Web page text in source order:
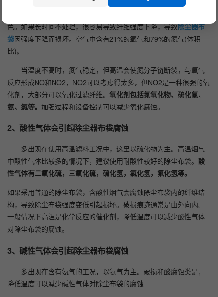
色。如果长时间不处理，很容易导致纤维强度下降，导致除尘器布
袋因强度下降而损坏。空气中含有21%的氧气和79%的氮气(体积
比)。
当温度不高时，氮气稳定，但高温会使氮分子链断裂，与氧气
反应形成NO和NO2，NO2可以考虑得太多，但NO2是一种很强的氧
化剂，大部分可以氧化过滤纤维。 氧化剂包括氮氧化物、硫化氢、
氨、氯等。 加强过程和设备控制可以减少氧化腐蚀。
2、酸性气体会引起除尘器布袋腐蚀
多出现在使用高温滤料工况中，这里以硫化物为主。高温烟气
中酸性气体比较多的情况下，建议使用耐酸性较好的除尘布袋。 酸
性气体有二氧化硫，三氧化硫，硫化氢，氯化氢，氟化氢等。
如果采用普通的除尘布袋，含酸性烟气会腐蚀除尘布袋内的纤维结
构，导致除尘布袋强度变低引起损坏。破损痕迹通常是由外向内。
一般情况下高温是化学反应的催化剂，降低温度可以减少酸性气体
对除尘布袋的腐蚀。
3、碱性气体会引起除尘器布袋腐蚀
多出现在含有氨气的工况，以氨气为主。破损和酸腐蚀类是，
降低温度可以减少碱性气体对除尘布袋的腐蚀